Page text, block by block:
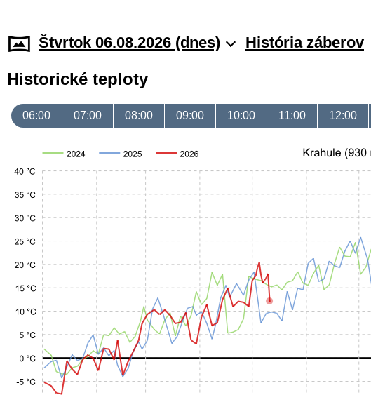
Štvrtok 06.08.2026 (dnes) História záberov
Historické teploty
06:00 07:00 08:00 09:00 10:00 11:00 12:00